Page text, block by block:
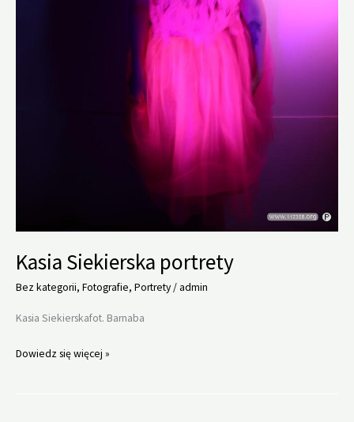
Kasia Siekierska portrety
Bez kategorii, Fotografie, Portrety/admin
Kasia Siekierskafot. Barnaba
Kasia
Dowiedz się więcej »